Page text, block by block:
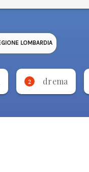
LOMBARDIA
2 drema